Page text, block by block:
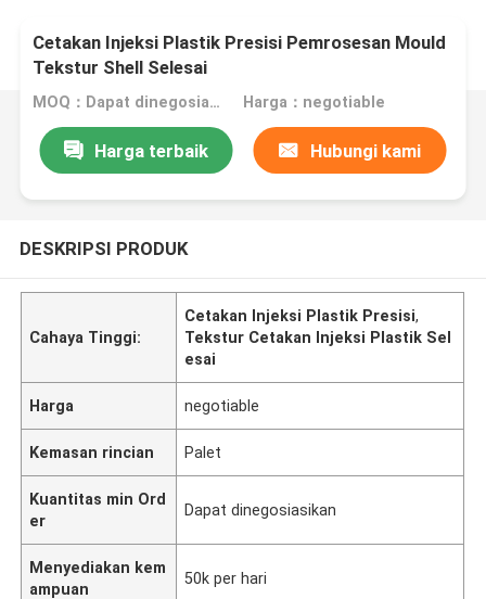
Cetakan Injeksi Plastik Presisi Pemrosesan Mould
Tekstur Shell Selesai
MOQ：Dapat dinegosiasikan Harga：negotiable
Harga terbaik Hubungi kami
DESKRIPSI PRODUK
Cahaya Tinggi:
Cetakan Injeksi Plastik Presisi,
Tekstur Cetakan Injeksi Plastik Sel
esai
Harga negotiable
Kemasan rincian Palet
Kuantitas min Ord
er
Dapat dinegosiasikan
Menyediakan kem
ampuan
50k per hari